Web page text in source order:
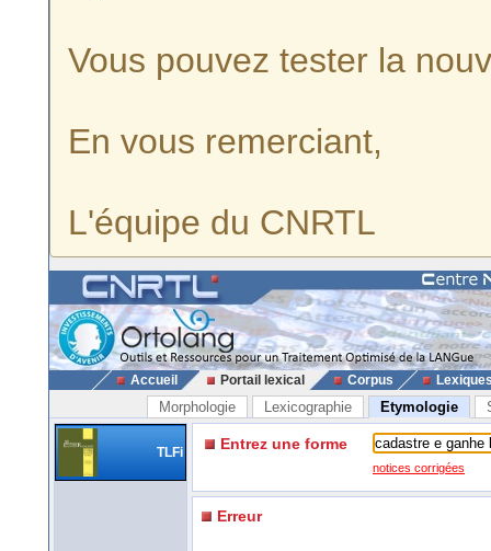
Vous pouvez tester la
En vous remerciant,
L'équipe du CNRTL
Accueil Portail lexical Corpus
Morphologie Lexicographie Etymologie
TLFi Entrez une forme
notices corrigées
Erreur